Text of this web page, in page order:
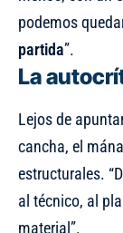
podemos
partida”.
La
Lejos de
cancha, el
estructurales.
al técnico, al
material”.